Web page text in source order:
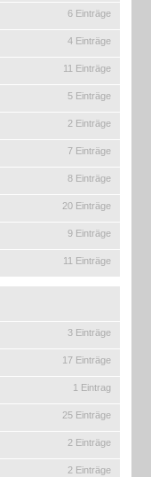
6 Einträge
4 Einträge
11 Einträge
5 Einträge
2 Einträge
7 Einträge
8 Einträge
20 Einträge
9 Einträge
11 Einträge
3 Einträge
17 Einträge
1 Eintrag
25 Einträge
2 Einträge
2 Einträge